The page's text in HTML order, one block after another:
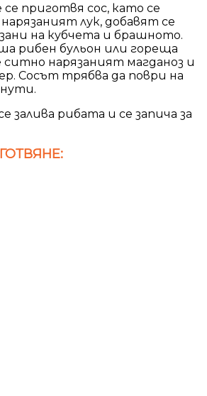
приготвя сос, като се
лук, добавят се
на кубчета и брашното.
рибен бульон или гореща
ситно нарязаният магданоз и
Сосът трябва да поври на
залива рибата и се запича за